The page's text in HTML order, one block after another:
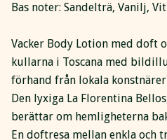
Bas noter: Sandelträ, Vanilj,
Vacker Body Lotion med doft
kullarna i Toscana med
förhand från lokala konstnärer
Den lyxiga La Florentina
berättar om hemligheterna
En doftresa mellan enkla och